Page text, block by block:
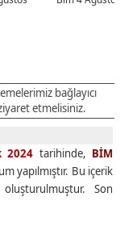
bağlayıcı
etmelisiniz.
2024 tarihinde, BİM
yapılmıştır. Bu içerik
oluşturulmuştur. Son